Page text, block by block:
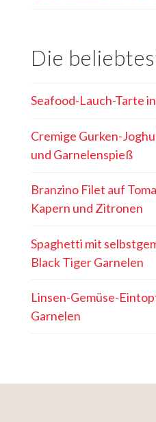
Die
Seafood-Lauch-Tarte
Cremige Gurken-
und Garnelenspieß
Branzino Filet auf
Kapern und Zitronen
Spaghetti mit
Black Tiger Garnelen
Linsen-Gemüse-
Garnelen